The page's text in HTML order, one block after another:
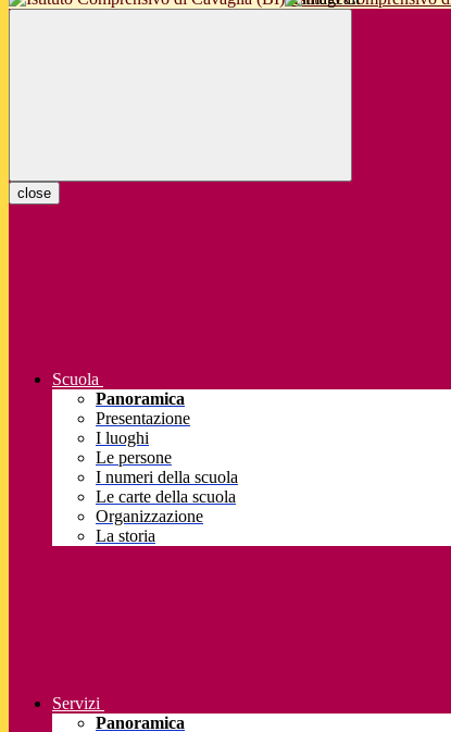
close
Scuola
Panoramica
Presentazione
I luoghi
Le persone
I numeri della scuola
Le carte della scuola
Organizzazione
La storia
Servizi
Panoramica